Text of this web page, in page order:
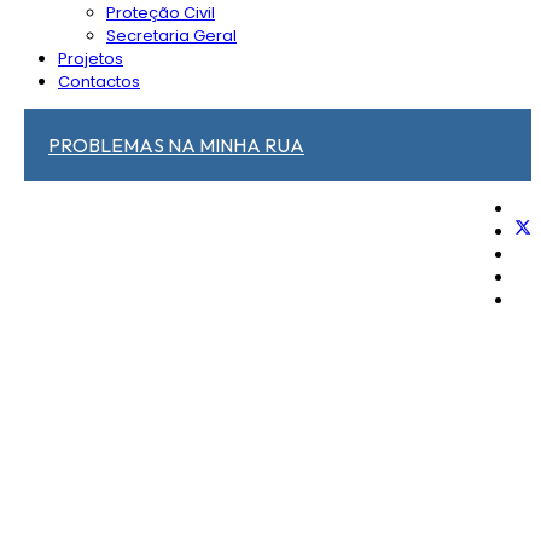
Proteção Civil
Secretaria Geral
Projetos
Contactos
PROBLEMAS NA MINHA RUA